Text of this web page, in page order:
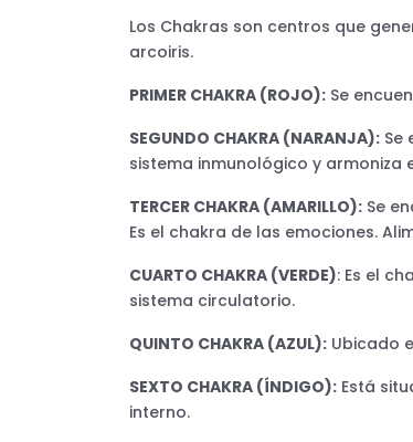
Los Chakras son centros que
arcoiris.
PRIMER CHAKRA (ROJO): Se
SEGUNDO CHAKRA (NARANJA): Se
sistema inmunológico y armoniza
TERCER CHAKRA (AMARILLO): Se
Es el chakra de las emociones.
CUARTO CHAKRA (VERDE): Es el
sistema circulatorio.
QUINTO CHAKRA (AZUL): Ubicado
SEXTO CHAKRA (ÍNDIGO): Está
interno.